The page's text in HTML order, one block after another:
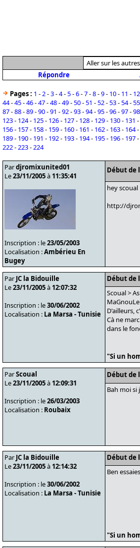
Répondre
Pages : 1 -2-3-4-5-6-7-8-9- 10- 11 - 12
44-45-46-47-48-49-50-51 -52-53-54-55
87-88-89-90-91 -92-93-94-95-96-97-98
123- 124- 125- 126- 127- 128- 129- 130- 131 -
156- 157- 158- 159- 160- 161 - 162- 163- 164-
189- 190- 191 - 192- 193- 194- 195- 196- 197-
222-223-224
Pardjromixunited01
Le23/11/2005à 11:35:41
Inscription : le23/05/2003
Localisation :Ambérieu En
Bugey
Début de
hey
http://
Par JC la Bidouille
Le23/11/2005à 12:07:32
Inscription : le30/06/2002
Localisation : La Marsa - Tunisie
Début de
Scoual >
D'ailleurs,
Cà ne
dans le
"Si un
ParScoual
Le23/11/2005à 12:09:31
Inscription : le26/03/2003
Localisation : Roubaix
Début de
Bah moi si
Par JC la Bidouille
Le23/11/2005à 12:14:32
Inscription : le30/06/2002
Localisation : La Marsa - Tunisie
Début de
Ben
"Si un